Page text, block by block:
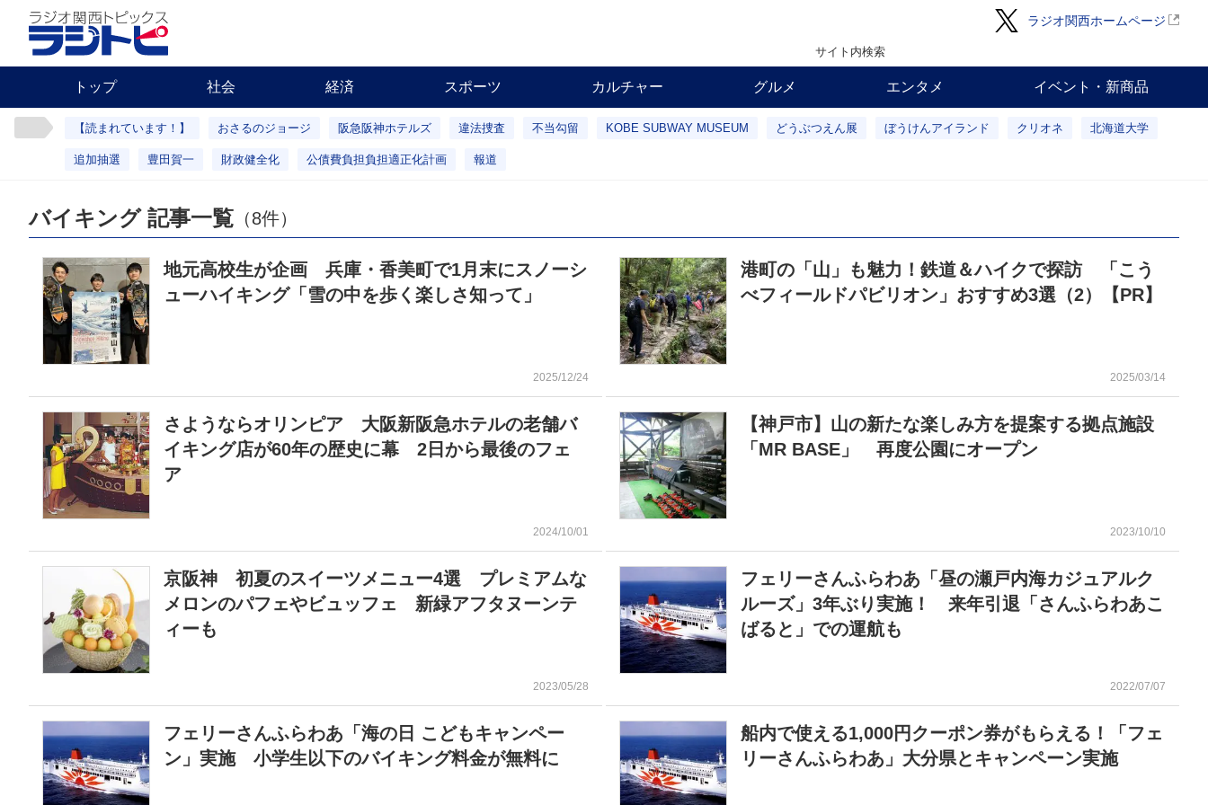
ラジオ関西ホームページ
サイト内検索
トップ 社会 経済 スポーツ カルチャー グルメ エンタメ イベント・新商品
【読まれています！】 おさるのジョージ 阪急阪神ホテルズ 違法捜査 不当勾留 KOBE SUBWAY MUSEUM どうぶつえん展 ぼうけんアイランド クリオネ 北海道大学
追加抽選 豊田賀一 財政健全化 公債費負担負担適正化計画 報道
バイキング 記事一覧 （8件）
地元高校生が企画 兵庫・香美町で1月末にスノーシ
ューハイキング「雪の中を歩く楽しさ知って」
2025/12/24
港町の「山」も魅力！鉄道＆ハイクで探訪 「こう
べフィールドパビリオン」おすすめ3選（2）【PR】
2025/03/14
さようならオリンピア 大阪新阪急ホテルの老舗バ
イキング店が60年の歴史に幕 2日から最後のフェ
ア
2024/10/01
【神戸市】山の新たな楽しみ方を提案する拠点施設
「MR BASE」 再度公園にオープン
2023/10/10
京阪神 初夏のスイーツメニュー4選 プレミアムな
メロンのパフェやビュッフェ 新緑アフタヌーンテ
ィーも
2023/05/28
フェリーさんふらわあ「昼の瀬戸内海カジュアルク
ルーズ」3年ぶり実施！ 来年引退「さんふらわあこ
ばると」での運航も
2022/07/07
フェリーさんふらわあ「海の日 こどもキャンペー
ン」実施 小学生以下のバイキング料金が無料に
船内で使える1,000円クーポン券がもらえる！「フェ
リーさんふらわあ」大分県とキャンペーン実施